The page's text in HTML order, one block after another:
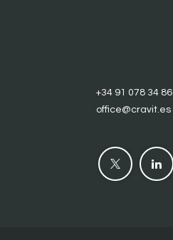
+34 91 078 34 86
office@cravit.es